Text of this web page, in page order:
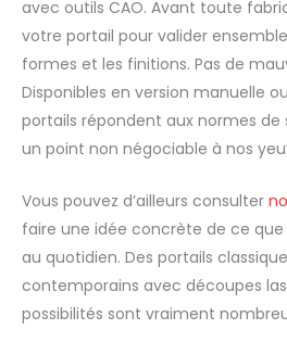
avec outils CAO. Avant toute
votre portail pour valider
formes et les finitions. Pas de
Disponibles en version manuelle
portails répondent aux normes
un point non négociable à nos
Vous pouvez d’ailleurs consulter
faire une idée concrète de ce
au quotidien. Des portails
contemporains avec découpes
possibilités sont vraiment